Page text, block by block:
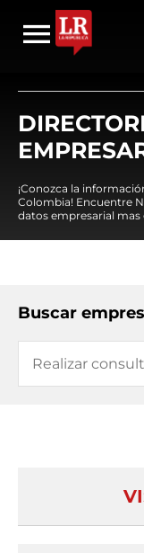
¡Conozca la
Colombia! Encuentre
datos empresarial mas
Buscar